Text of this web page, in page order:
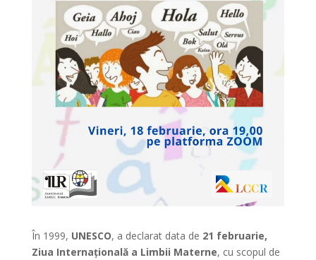
În 1999, UNESCO, a declarat data de 21 februarie,
Ziua Internațională a Limbii Materne, cu scopul de